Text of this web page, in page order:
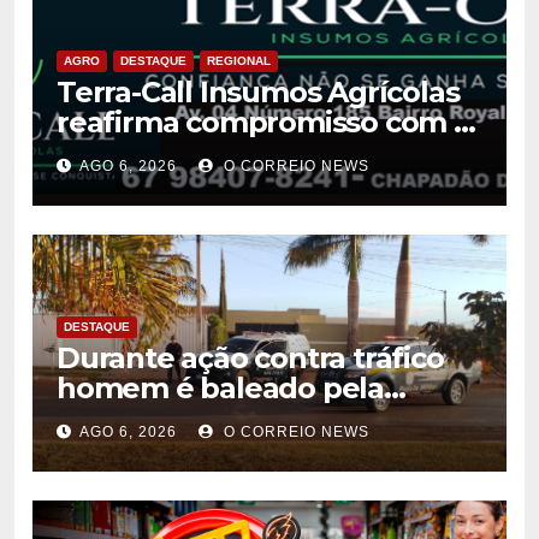
AGRO DESTAQUE REGIONAL
Terra-Call Insumos Agrícolas
reafirma compromisso com a
qualidade do Calcário Castro
PRAGO 6, 2026 O CORREIO NEWS
DESTAQUE
Durante ação contra tráfico
homem é baleado pela
Policia Militar em Chapadão
do Sul
AGO 6, 2026 O CORREIO NEWS